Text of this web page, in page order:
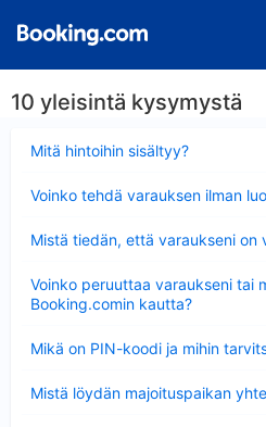
10 yleisintä kysymystä
Mitä hintoihin sisältyy?
Voinko tehdä varauksen ilman
Mistä tiedän, että varaukseni on
Voinko peruuttaa varaukseni tai
Booking.comin kautta?
Mikä on PIN-koodi ja mihin
Mistä löydän majoituspaikan